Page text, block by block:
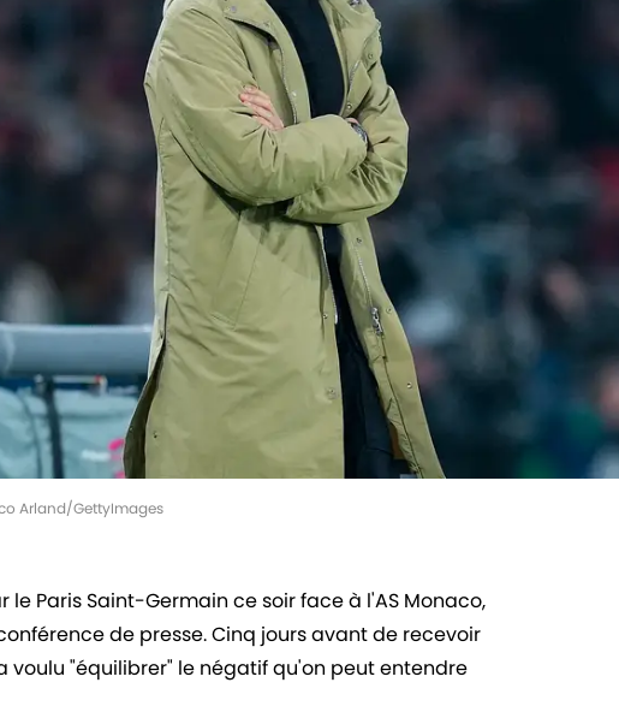
Arland/GettyImages
Paris Saint-Germain ce soir face à l'AS Monaco,
de presse. Cinq jours avant de recevoir
voulu "équilibrer" le négatif qu'on peut entendre